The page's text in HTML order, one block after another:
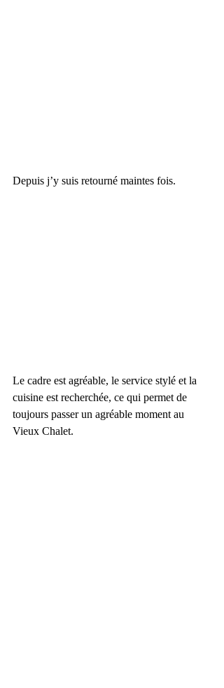
Depuis j’y suis retourné maintes fois.
Le cadre est agréable, le service stylé et la
cuisine est recherchée, ce qui permet de
toujours passer un agréable moment au
Vieux Chalet.